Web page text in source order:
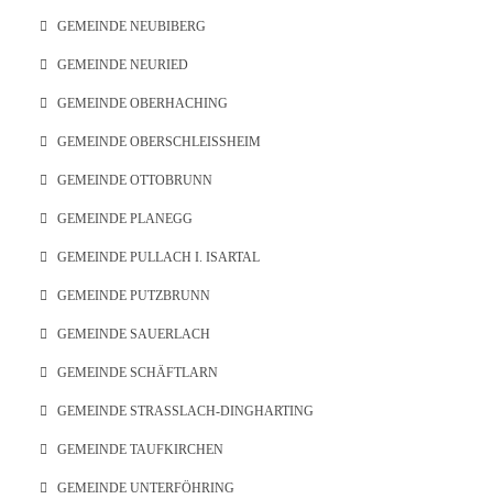
GEMEINDE NEUBIBERG
GEMEINDE NEURIED
GEMEINDE OBERHACHING
GEMEINDE OBERSCHLEISSHEIM
GEMEINDE OTTOBRUNN
GEMEINDE PLANEGG
GEMEINDE PULLACH I. ISARTAL
GEMEINDE PUTZBRUNN
GEMEINDE SAUERLACH
GEMEINDE SCHÄFTLARN
GEMEINDE STRASSLACH-DINGHARTING
GEMEINDE TAUFKIRCHEN
GEMEINDE UNTERFÖHRING